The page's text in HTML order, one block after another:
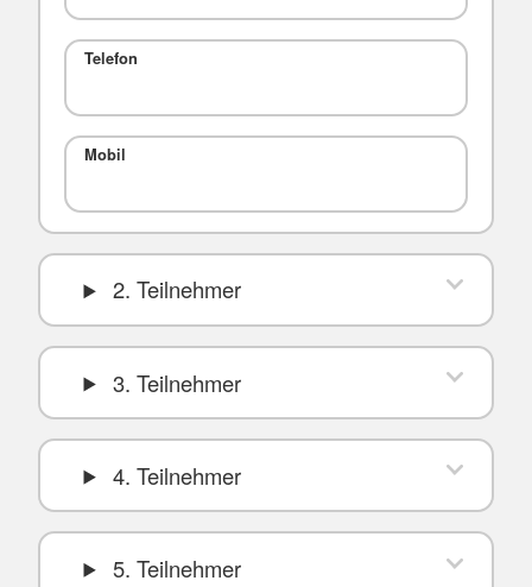
Telefon
Mobil
2. Teilnehmer
3. Teilnehmer
4. Teilnehmer
5. Teilnehmer